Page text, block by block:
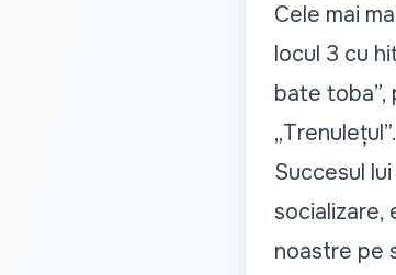
Cele mai
locul 3 cu
bate toba
„Trenulețul”.
Succesul
socializare,
noastre pe